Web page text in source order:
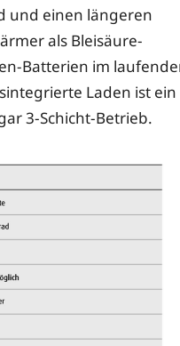
und einen längeren
als Bleisäure-
Batterien im
Laden ist ein
3-Schicht-Betrieb.